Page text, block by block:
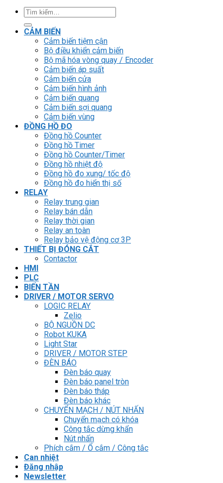
Tìm
CẢM BIẾN
Cảm biến tiệm cận
Bộ điều khiển cảm biến
Bộ mã hóa vòng quay / Encoder
Cảm biến áp suất
Cảm biến cửa
Cảm biến hình ảnh
Cảm biến quang
Cảm biến sợi quang
Cảm biến vùng
ĐỒNG HỒ ĐO
Đồng hồ Counter
Đồng hồ Timer
Đồng hồ Counter/Timer
Đồng hồ nhiệt độ
Đồng hồ đo xung/ tốc độ
Đồng hồ đo hiển thị số
RELAY
Relay trung gian
Relay bán dẫn
Relay thời gian
Relay an toàn
Relay bảo vệ động cơ 3P
THIẾT BỊ ĐÓNG CẮT
Contactor
HMI
PLC
BIẾN TẦN
DRIVER / MOTOR SERVO
LOGIC RELAY
Zelio
BỘ NGUỒN DC
Robot KUKA
Light Star
DRIVER / MOTOR STEP
ĐÈN BÁO
Đèn báo quay
Đèn báo panel tròn
Đèn báo tháp
Đèn báo khác
CHUYỂN MẠCH / NÚT NHẤN
Chuyển mạch có khóa
Công tắc dừng khẩn
Nút nhấn
Phích cắm / Ổ cắm / Công tắc
Can nhiệt
Đăng nhập
Newsletter